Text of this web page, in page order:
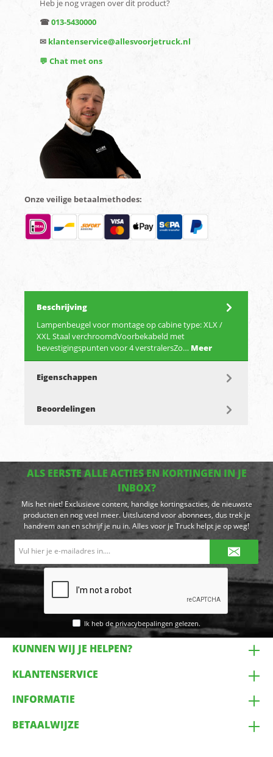
Heb je nog vragen over dit product?
☎013-5430000
✉ klantenservice@allesvoorjetruck.nl
💬 Chat met ons
Onze veilige betaalmethodes:
Beschrijving
Lampenbeugel voor montage op cabine type: XLX /
XXL Staal verchroomdVoorbekabeld met
bevestigingspunten voor 4 verstralersZo… Meer
Eigenschappen
Beoordelingen
ALS EERSTE ALLE ACTIES EN KORTINGEN IN JE
INBOX?
Mis het niet! Exclusieve content, handige kortingsacties, de nieuwste
producten en nog veel meer. Uitsluitend voor abonnees, dus trek je
handrem aan en schrijf je nu in. Alles voor je Truck helpt je op weg!
Ik heb de privacybepalingen gelezen.
KUNNEN WIJ JE HELPEN?
KLANTENSERVICE
INFORMATIE
BETAALWIJZE